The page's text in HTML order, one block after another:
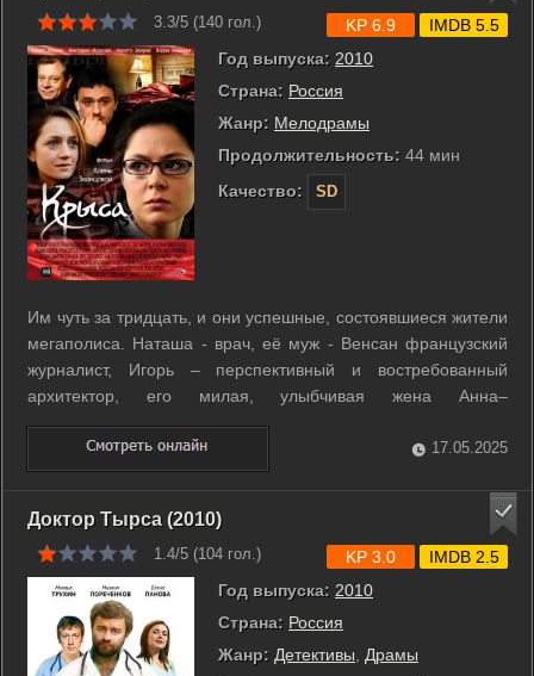
3.3/5 (140 гол.)
Год выпуска: 2010
Страна: Россия
Жанр: Мелодрамы
Продолжительность: 44 мин
Качество:
SD
KP 6.9 IMDB 5.5
Им чуть за тридцать, и они успешные, состоявшиеся жители
мегаполиса. Наташа - врач, её муж - Венсан французский
журналист, Игорь – перспективный и востребованный
архитектор, его милая, улыбчивая жена Анна–
дипломированный психолог. Пары много и охотно
общаются. Правда, ни Анна, ни Венсан не подозревают, что
Наташа и Игорь тайно встречаются. Это не ...
17.05.2025
Доктор Тырса (2010)
1.4/5 (104 гол.)
Год выпуска: 2010
Страна: Россия
Жанр: Детективы
Драмы
KP 3.0 IMDB 2.5